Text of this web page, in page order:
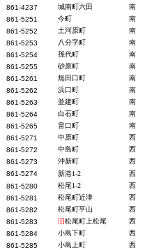
861-4237
城南町六田 南
861-5251 今町 南
861-5252
土河原町 南
861-5253
八分字町 南
861-5254
孫代町 南
861-5255
砂原町 南
861-5261
無田口町 南
861-5262
浜口町 南
861-5263
並建町 南
861-5264
白石町 南
861-5265
畠口町 南
861-5271
中原町 西
861-5272
中島町 西
861-5273
沖新町 西
861-5274
新港1-2 西
861-5280
松尾1-2 西
861-5281
松尾町近津 西
861-5282
松尾町平山 西
861-5283
旧松尾町上松尾 西
861-5284
小島下町 西
861-5285
小島上町 西